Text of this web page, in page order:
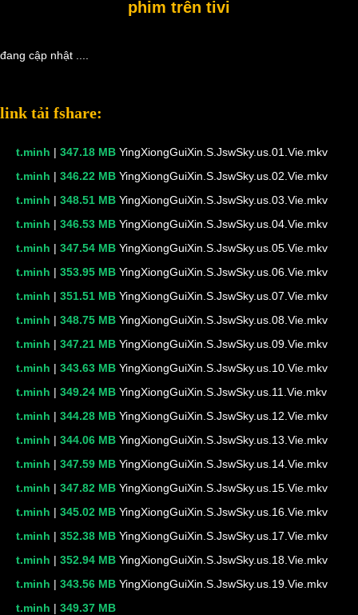
phim trên tivi
đang cập nhật ....
link tải fshare:
t.minh | 347.18 MBYingXiongGuiXin.S.JswSky.us.01.Vie.mkv
t.minh | 346.22 MBYingXiongGuiXin.S.JswSky.us.02.Vie.mkv
t.minh | 348.51 MBYingXiongGuiXin.S.JswSky.us.03.Vie.mkv
t.minh | 346.53 MBYingXiongGuiXin.S.JswSky.us.04.Vie.mkv
t.minh | 347.54 MBYingXiongGuiXin.S.JswSky.us.05.Vie.mkv
t.minh | 353.95 MBYingXiongGuiXin.S.JswSky.us.06.Vie.mkv
t.minh | 351.51 MBYingXiongGuiXin.S.JswSky.us.07.Vie.mkv
t.minh | 348.75 MBYingXiongGuiXin.S.JswSky.us.08.Vie.mkv
t.minh | 347.21 MBYingXiongGuiXin.S.JswSky.us.09.Vie.mkv
t.minh | 343.63 MBYingXiongGuiXin.S.JswSky.us.10.Vie.mkv
t.minh | 349.24 MBYingXiongGuiXin.S.JswSky.us.11.Vie.mkv
t.minh | 344.28 MBYingXiongGuiXin.S.JswSky.us.12.Vie.mkv
t.minh | 344.06 MBYingXiongGuiXin.S.JswSky.us.13.Vie.mkv
t.minh | 347.59 MBYingXiongGuiXin.S.JswSky.us.14.Vie.mkv
t.minh | 347.82 MBYingXiongGuiXin.S.JswSky.us.15.Vie.mkv
t.minh | 345.02 MBYingXiongGuiXin.S.JswSky.us.16.Vie.mkv
t.minh | 352.38 MBYingXiongGuiXin.S.JswSky.us.17.Vie.mkv
t.minh | 352.94 MBYingXiongGuiXin.S.JswSky.us.18.Vie.mkv
t.minh | 343.56 MBYingXiongGuiXin.S.JswSky.us.19.Vie.mkv
t.minh | 349.37 MB